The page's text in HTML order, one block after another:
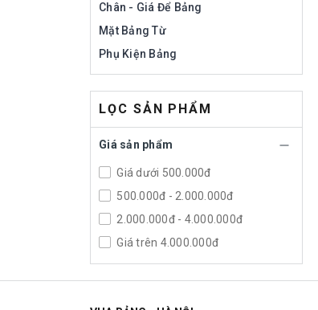
Chân - Giá Để Bảng
Mặt Bảng Từ
Phụ Kiện Bảng
LỌC SẢN PHẨM
Giá sản phẩm
Giá dưới 500.000đ
500.000đ - 2.000.000đ
2.000.000đ - 4.000.000đ
Giá trên 4.000.000đ